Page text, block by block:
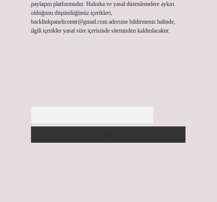
paylaşım platformudur. Hukuka ve yasal düzenlemelere aykırı
olduğunu düşündüğünüz içerikleri,
backlinkpanelicomtr@gmail.comadresine bildirmeniz halinde,
ilgili içerikler yasal süre içerisinde sitemizden kaldırılacaktır.